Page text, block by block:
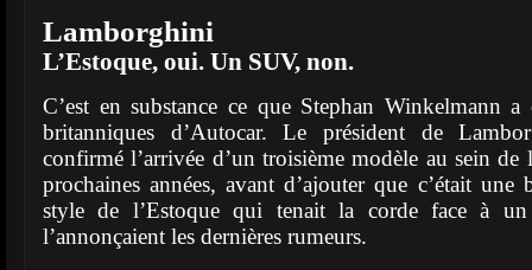
Lamborghini
L’Estoque, oui. Un SUV, non.
C’est en substance ce que Stephan Winkelmann
britanniques d’Autocar. Le président de
confirmé l’arrivée d’un troisième modèle au sein de
prochaines années, avant d’ajouter que c’était
style de l’Estoque qui tenait la corde face à
l’annonçaient les dernières rumeurs.